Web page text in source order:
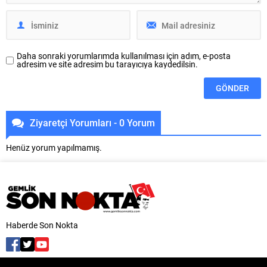
sponsorluğunda düzenlenen...
denizle bağını...
Daha sonraki yorumlarımda kullanılması için adım, e-posta
adresim ve site adresim bu tarayıcıya kaydedilsin.
Ziyaretçi Yorumları - 0 Yorum
Henüz yorum yapılmamış.
Haberde Son Nokta